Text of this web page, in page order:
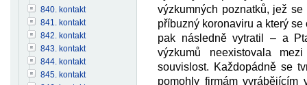
výzkumných poznatků, jež
příbuzný koronaviru a který
pak následně vytratil – a
výzkumů neexistovala
souvislost. Každopádně se
pomohly firmám
840. kontakt
841. kontakt
842. kontakt
843. kontakt
844. kontakt
845. kontakt